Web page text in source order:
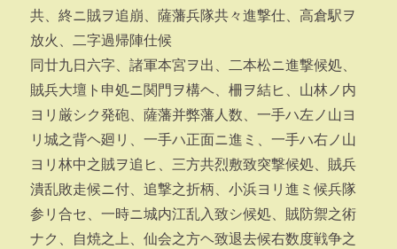
共、終ニ賊ヲ追崩、薩藩兵隊共々進撃仕、高倉駅ヲ
放火、二字過帰陣仕候
同廿九日六字、諸軍本宮ヲ出、二本松ニ進撃候処、
賊兵大壇ト申処ニ関門ヲ構ヘ、柵ヲ結ヒ、山林ノ内
ヨリ厳シク発砲、薩藩并弊藩人数、一手ハ左ノ山ヨ
リ城之背ヘ廻リ、一手ハ正面ニ進ミ、一手ハ右ノ山
ヨリ林中之賊ヲ追ヒ、三方共烈敷致突撃候処、賊兵
潰乱敗走候ニ付、追撃之折柄、小浜ヨリ進ミ候兵隊
参リ合セ、一時ニ城内江乱入致シ候処、賊防禦之術
ナク、自焼之上、仙会之方ヘ致退去候右数度戦争之